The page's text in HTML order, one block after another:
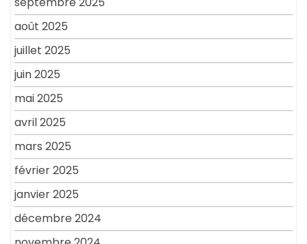
août 2025
juillet 2025
juin 2025
mai 2025
avril 2025
mars 2025
février 2025
janvier 2025
décembre 2024